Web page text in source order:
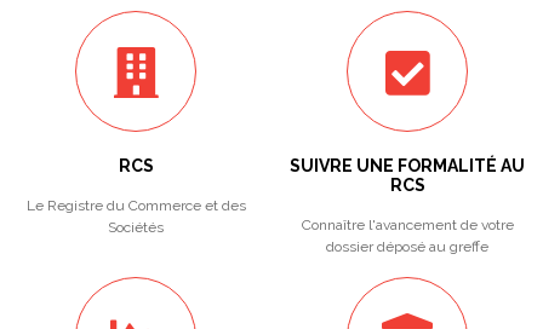
RCS
Le Registre du Commerce et des
Sociétés
SUIVRE UNE FORMALITÉ AU
RCS
Connaître l'avancement de votre
dossier déposé au greffe